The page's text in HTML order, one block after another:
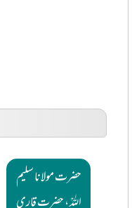
حضرت مولانا سلیم